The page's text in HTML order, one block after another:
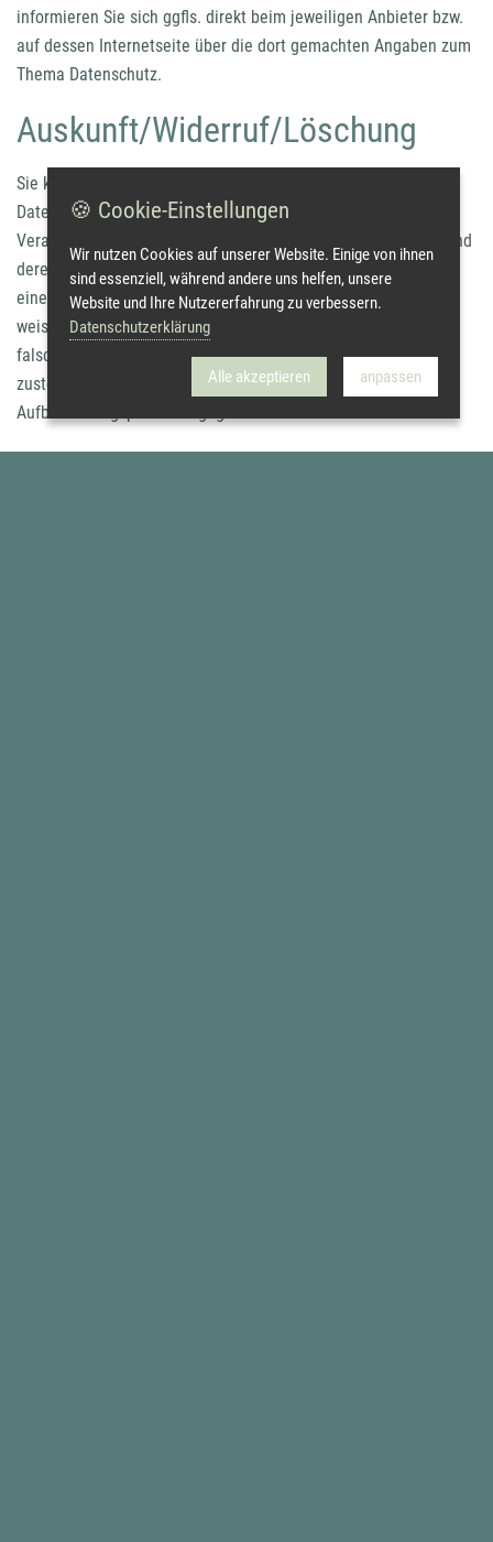
informieren Sie sich ggfls. direkt beim jeweiligen Anbieter bzw.
auf dessen Internetseite über die dort gemachten Angaben zum
Thema Datenschutz.
Auskunft/Widerruf/Löschung
Sie können sich aufgrund der Europäischen
Datenschutzgrundverordnung bei Fragen zur Erhebung,
Verarbeitung oder Nutzung Ihrer personenbezogenen Daten und
deren Berichtigung, Sperrung, Löschung oder einem Widerruf
einer erteilten Einwilligung unentgeltlich an uns wenden. Wir
weisen darauf hin, dass Ihnen ein Recht auf Berichtigung
falscher Daten oder Löschung personenbezogener Daten
zusteht, sollte diesem Anspruch keine gesetzliche
Aufbewahrungspflicht entgegenstehen.
🍪 Cookie-Einstellungen
Wir nutzen Cookies auf unserer Website. Einige von ihnen
sind essenziell, während andere uns helfen, unsere
Website und Ihre Nutzererfahrung zu verbessern.
Datenschutzerklärung
Alle akzeptieren anpassen